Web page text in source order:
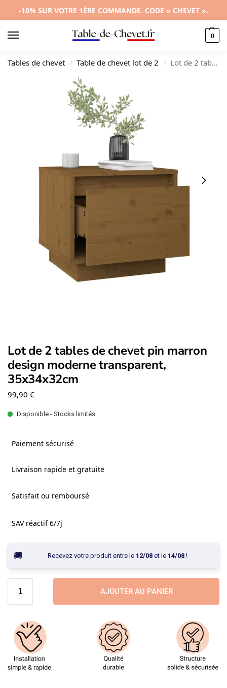
-10% SUR VOTRE 1ÈRE COMMANDE. CODE « CHEVET ».
0
Tables de chevet / Table de chevet lot de 2 / Lot de 2 tables de chevet pin marron design moderne transparent, 35x34x32cm
Lot de 2 tables de chevet pin marron
design moderne transparent,
35x34x32cm
99,90 €
Disponible - Stocks limités
Paiement sécurisé
Livraison rapide et gratuite
Satisfait ou remboursé
SAV réactif 6/7j
Recevez votre produit entre le 12/08et le 14/08!
AJOUTER AU PANIER